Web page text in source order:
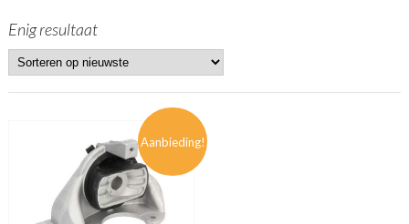
Enig resultaat
Aanbieding!